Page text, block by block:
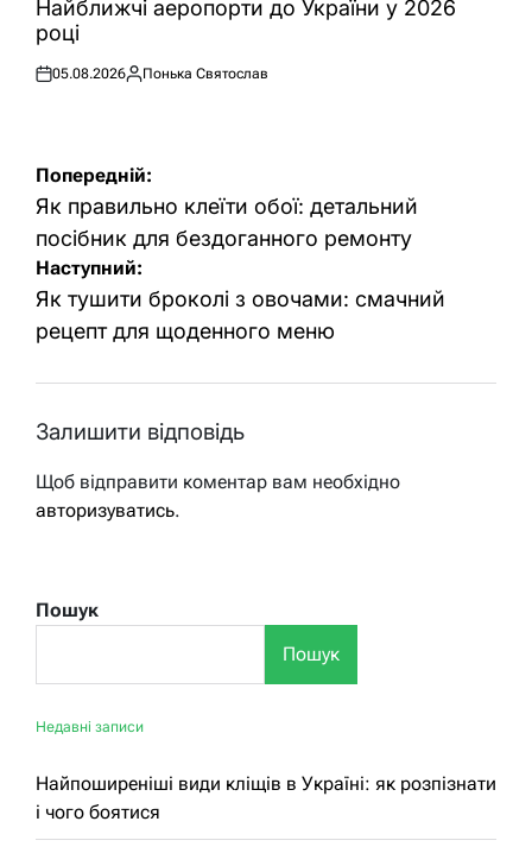
Найближчі аеропорти до України у 2026
році
Оприлюднено
05.08.2026
Опубліковано
Понька Святослав
Навігація
записів
Попередній:
Як правильно клеїти обої: детальний
посібник для бездоганного ремонту
Наступний:
Як тушити броколі з овочами: смачний
рецепт для щоденного меню
Залишити відповідь
Щоб відправити коментар вам необхідно
авторизуватись.
Пошук
Пошук
Недавні записи
Найпоширеніші види кліщів в Україні: як розпізнати
і чого боятися